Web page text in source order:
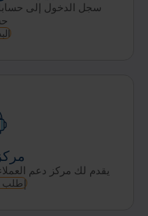
سجل الدخول إلى
يقدم لك مركز دعم
إطلب